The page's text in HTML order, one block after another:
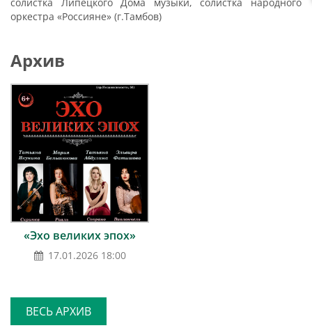
оркестра «Россияне» (г.Тамбов)
Архив
«Эхо великих эпох»
17.01.2026 18:00
ВЕСЬ АРХИВ